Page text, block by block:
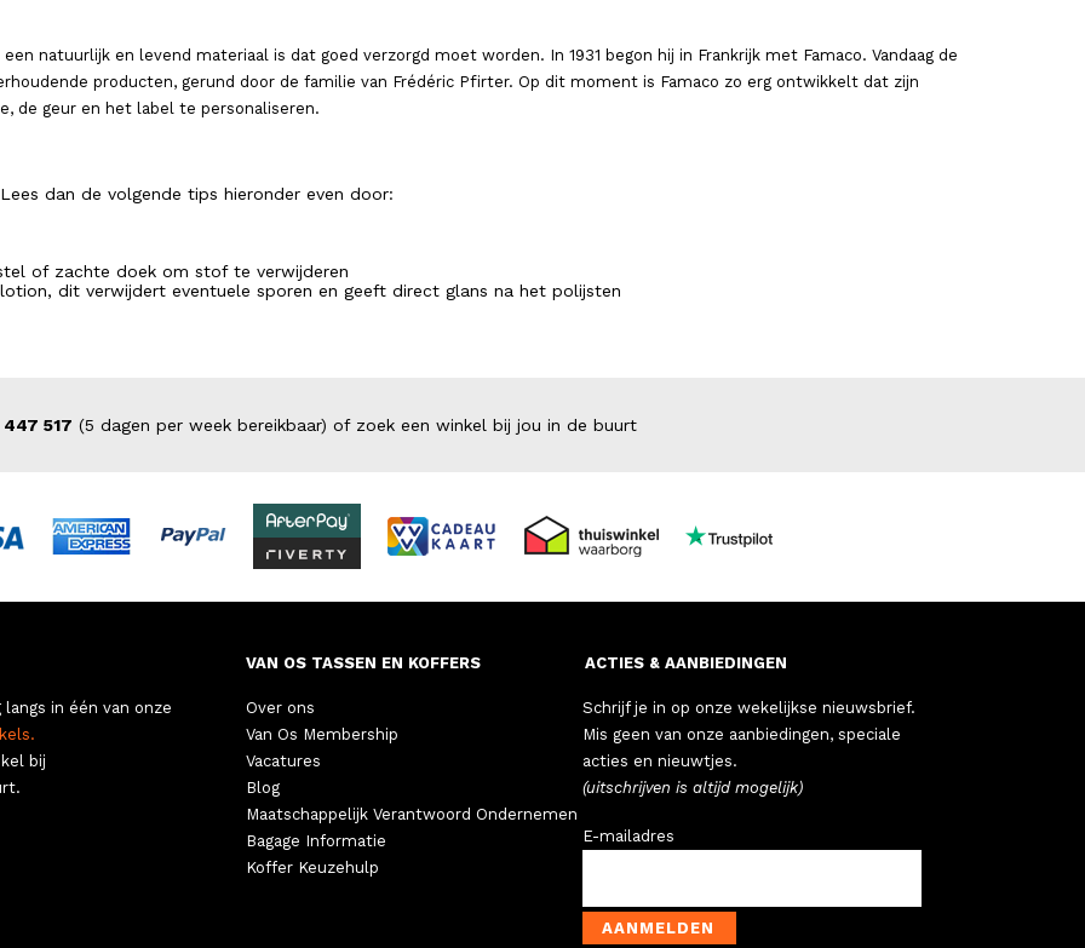
natuurlijk en levend materiaal is dat goed verzorgd moet worden. In 1931 begon hij in Frankrijk met Famaco. Vandaag de
producten, gerund door de familie van Frédéric Pfirter. Op dit moment is Famaco zo erg ontwikkelt dat zijn
de geur en het label te personaliseren.
dan de volgende tips hieronder even door:
of zachte doek om stof te verwijderen
dit verwijdert eventuele sporen en geeft direct glans na het polijsten
517 (5 dagen per week bereikbaar) of zoek een winkel bij jou in de buurt
langs in één van onze
bij
VAN OS TASSEN EN KOFFERS
Over ons
Van Os Membership
Vacatures
Blog
Maatschappelijk Verantwoord Ondernemen
Bagage Informatie
Koffer Keuzehulp
ACTIES & AANBIEDINGEN
Schrijf je in op onze wekelijkse nieuwsbrief.
Mis geen van onze aanbiedingen, speciale
acties en nieuwtjes.
(uitschrijven is altijd mogelijk)
E-mailadres
AANMELDEN